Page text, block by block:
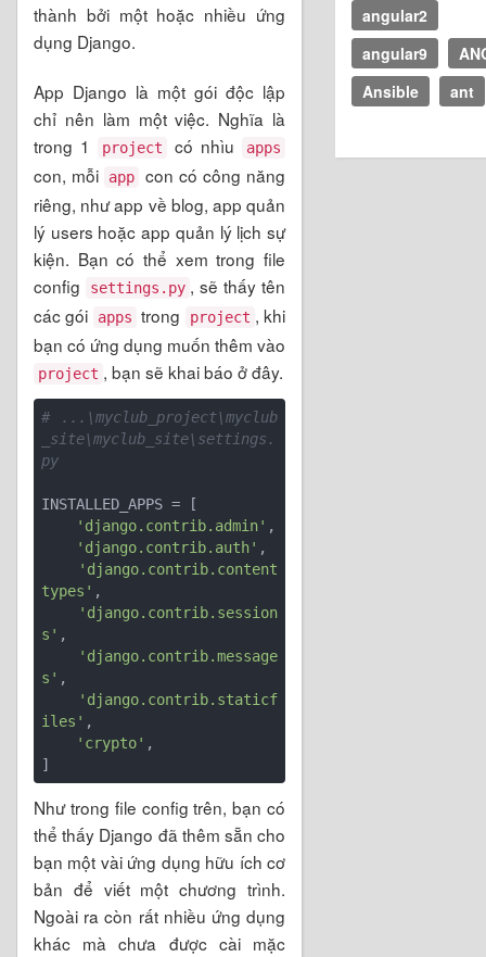
thành bởi một hoặc nhiều ứng
dụng Django.
App Django là một gói độc lập
chỉ nên làm một việc. Nghĩa là
trong 1
project có nhìu apps
con, mỗi app
con có công năng
riêng, như app về blog, app quản
lý users hoặc app quản lý lịch sự
kiện. Bạn có thể xem trong file
config
settings.py , sẽ thấy tên
các gói
apps trong project , khi
bạn có ứng dụng muốn thêm vào
project , bạn sẽ khai báo ở đây.
# ...\myclub_project\myclub
_site\myclub_site\settings.
py
INSTALLED_APPS = [
'django.contrib.admin' ,
'django.contrib.auth' ,
'django.contrib.content
types' ,
'django.contrib.session
s' ,
'django.contrib.message
s' ,
'django.contrib.staticf
iles' ,
'crypto' ,
Như trong file config trên, bạn có
thể thấy Django đã thêm sẵn cho
bạn một vài ứng dụng hữu ích cơ
bản để viết một chương trình.
Ngoài ra còn rất nhiều ứng dụng
khác mà chưa được cài mặc
angular2
angular9
Ansible
ant